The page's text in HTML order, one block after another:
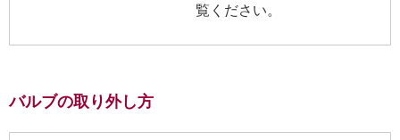
覧ください。
バルブの取り外し方